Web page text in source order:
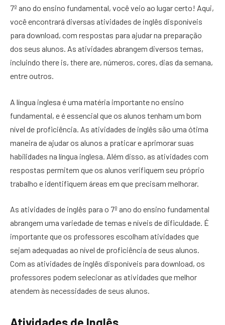
7º ano do ensino fundamental, você veio ao lugar certo! Aqui,
você encontrará diversas atividades de inglês disponíveis
para download, com respostas para ajudar na preparação
dos seus alunos. As atividades abrangem diversos temas,
incluindo there is, there are, números, cores, dias da semana,
entre outros.
A língua inglesa é uma matéria importante no ensino
fundamental, e é essencial que os alunos tenham um bom
nível de proficiência. As atividades de inglês são uma ótima
maneira de ajudar os alunos a praticar e aprimorar suas
habilidades na língua inglesa. Além disso, as atividades com
respostas permitem que os alunos verifiquem seu próprio
trabalho e identifiquem áreas em que precisam melhorar.
As atividades de inglês para o 7º ano do ensino fundamental
abrangem uma variedade de temas e níveis de dificuldade. É
importante que os professores escolham atividades que
sejam adequadas ao nível de proficiência de seus alunos.
Com as atividades de inglês disponíveis para download, os
professores podem selecionar as atividades que melhor
atendem às necessidades de seus alunos.